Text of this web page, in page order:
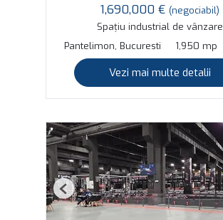
1,690,000 € (negociabil)
Spațiu industrial de vânzare
Pantelimon, Bucuresti
1,950 mp
Vezi mai multe detalii
Previous